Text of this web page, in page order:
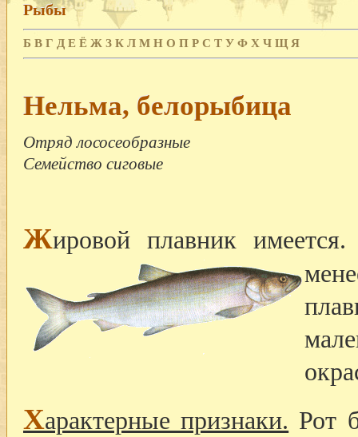
Рыбы
Б В Г Д Е Ё Ж З К Л М Н О П Р С Т У Ф Х Ч Щ Я
Нельма, белорыбица
Отряд лососеобразные
Семейство сиговые
Жировой плавник
Характерные признаки. Рот